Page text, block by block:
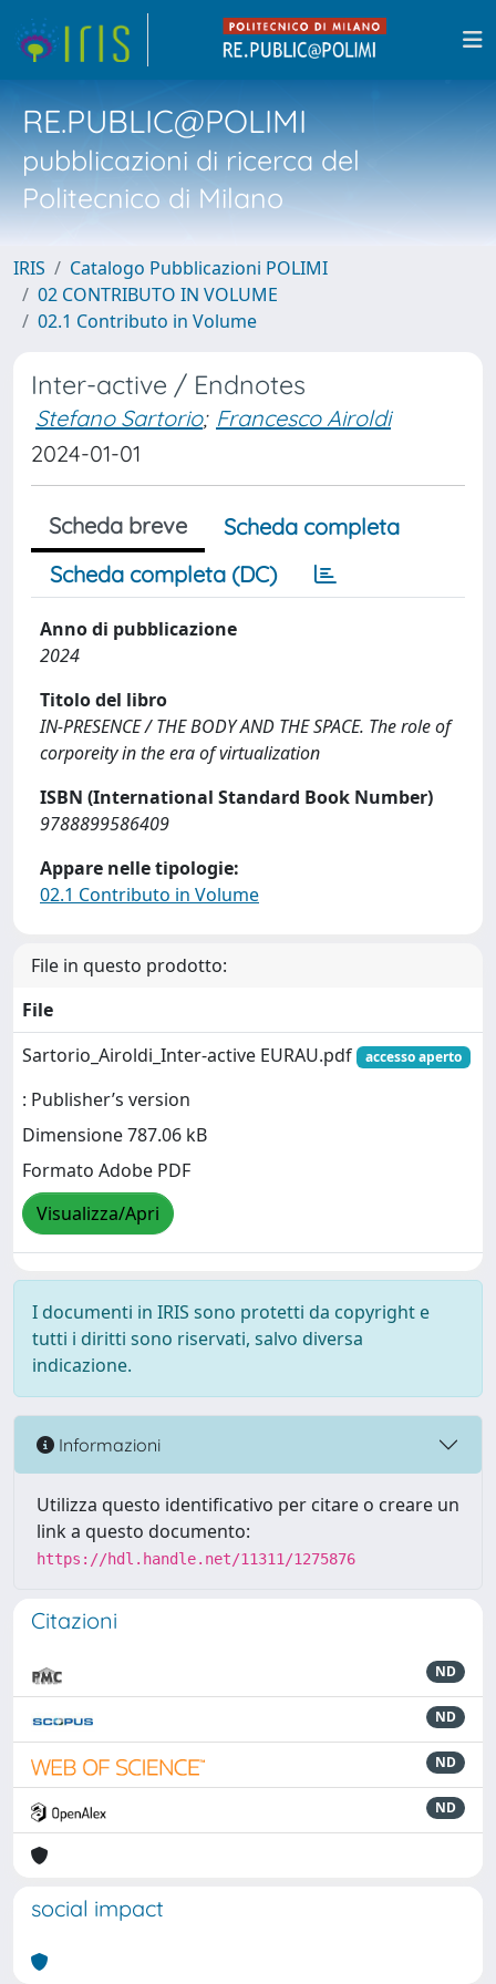
RE.PUBLIC@POLIMI
pubblicazioni di ricerca del
Politecnico di Milano
IRIS
Catalogo Pubblicazioni POLIMI
02 CONTRIBUTO IN VOLUME
02.1 Contributo in Volume
Inter-active / Endnotes
Stefano Sartorio; Francesco Airoldi
2024-01-01
Scheda breve
Scheda completa
Scheda completa (DC)
Anno di pubblicazione
2024
Titolo del libro
IN-PRESENCE / THE BODY AND THE SPACE. The role of
corporeity in the era of virtualization
ISBN (International Standard Book Number)
9788899586409
Appare nelle tipologie:
02.1 Contributo in Volume
File in questo prodotto:
File
Sartorio_Airoldi_Inter-active EURAU.pdf
accesso aperto
: Publisher’s version
Dimensione 787.06 kB
Formato Adobe PDF
Visualizza/Apri
I documenti in IRIS sono protetti da copyright e
tutti i diritti sono riservati, salvo diversa
indicazione.
Informazioni
Utilizza questo identificativo per citare o creare un
link a questo documento:
https://hdl.handle.net/11311/1275876
Citazioni
ND
ND
ND
ND
social impact